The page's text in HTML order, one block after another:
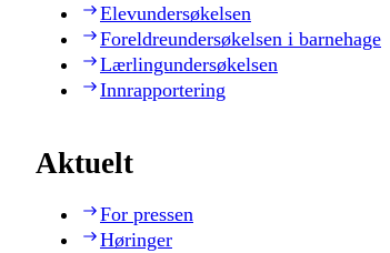
Elevundersøkelsen
Foreldreundersøkelsen i barnehage
Lærlingundersøkelsen
Innrapportering
Aktuelt
For pressen
Høringer